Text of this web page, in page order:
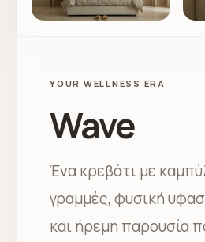
YOUR WELLNESS ERA
Wave
Ένα κρεβάτι με
γραμμές, φυσική
και ήρεμη παρουσία